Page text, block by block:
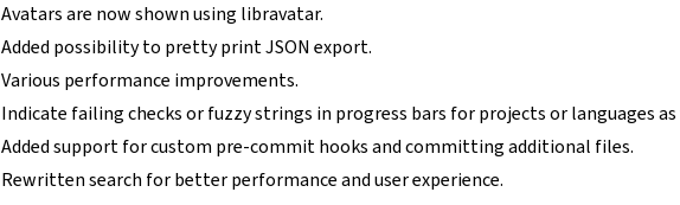
Avatars are now shown using libravatar.
Added possibility to pretty print JSON export.
Various performance improvements.
Indicate failing checks or fuzzy strings in progress bars for projects or languages
Added support for custom pre-commit hooks and committing additional files.
Rewritten search for better performance and user experience.